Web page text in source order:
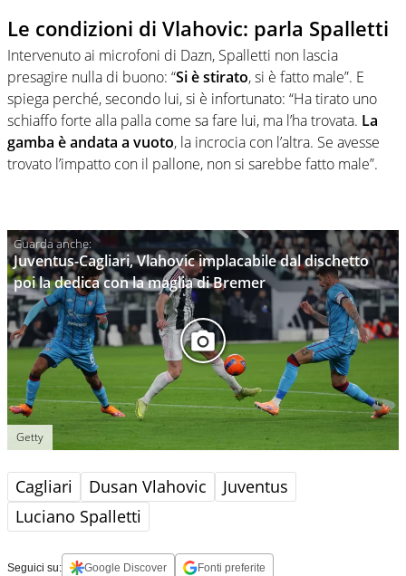
Le condizioni di Vlahovic: parla Spalletti
Intervenuto ai microfoni di Dazn, Spalletti non lascia
presagire nulla di buono: “Si è stirato, si è fatto male”. E
spiega perché, secondo lui, si è infortunato: “Ha tirato uno
schiaffo forte alla palla come sa fare lui, ma l’ha trovata. La
gamba è andata a vuoto, la incrocia con l’altra. Se avesse
trovato l’impatto con il pallone, non si sarebbe fatto male”.
Juventus-Cagliari, Vlahovic implacabile dal dischetto
poi la dedica con la maglia di Bremer
Getty
Cagliari Dusan Vlahovic
Juventus
Luciano Spalletti
Seguici su: Google Discover Fonti preferite